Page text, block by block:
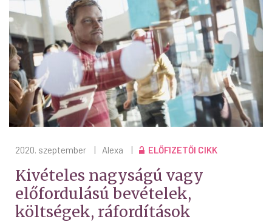
2020. szeptember | Alexa | ELŐFIZETŐI CIKK
Kivételes nagyságú vagy
előfordulású bevételek,
költségek, ráfordítások